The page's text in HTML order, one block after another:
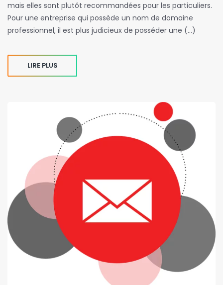
mais elles sont plutôt recommandées pour les particuliers.
Pour une entreprise qui possède un nom de domaine
professionnel, il est plus judicieux de posséder une (…)
LIRE PLUS